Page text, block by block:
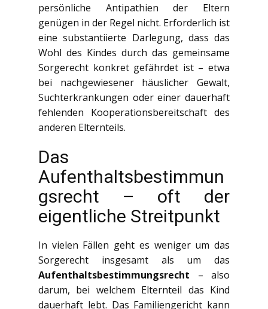
persönliche Antipathien der Eltern
genügen in der Regel nicht. Erforderlich ist
eine substantiierte Darlegung, dass das
Wohl des Kindes durch das gemeinsame
Sorgerecht konkret gefährdet ist – etwa
bei nachgewiesener häuslicher Gewalt,
Suchterkrankungen oder einer dauerhaft
fehlenden Kooperationsbereitschaft des
anderen Elternteils.
Das
Aufenthaltsbestimmun
gsrecht – oft der
eigentliche Streitpunkt
In vielen Fällen geht es weniger um das
Sorgerecht insgesamt als um das
Aufenthaltsbestimmungsrecht – also
darum, bei welchem Elternteil das Kind
dauerhaft lebt. Das Familiengericht kann